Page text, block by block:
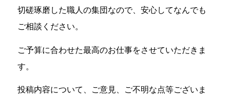
切磋琢磨した職人の集団なので、安心してなんでも
ご相談ください。
ご予算に合わせた最高のお仕事をさせていただきま
す。
投稿内容について、ご意見、ご不明な点等ございま